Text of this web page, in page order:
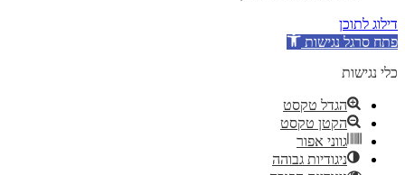
דילוג לתוכן
פתח סרגל נגישות
כלי נגישות
הגדל טקסט
הקטן טקסט
גווני אפור
ניגודיות גבוהה